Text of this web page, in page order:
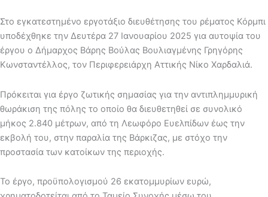
Στο εγκατεστημένο εργοτάξιο διευθέτησης του ρέματος Κόρμπι
υποδέχθηκε την Δευτέρα 27 Ιανουαρίου 2025 για αυτοψία του
έργου ο Δήμαρχος Βάρης Βούλας Βουλιαγμένης Γρηγόρης
Κωνσταντέλλος, τον Περιφερειάρχη Αττικής Νίκο Χαρδαλιά.
Πρόκειται για έργο ζωτικής σημασίας για την αντιπλημμυρική
θωράκιση της πόλης το οποίο θα διευθετηθεί σε συνολικό
μήκος 2.840 μέτρων, από τη Λεωφόρο Ευελπίδων έως την
εκβολή του, στην παραλία της Βάρκιζας, με στόχο την
προστασία των κατοίκων της περιοχής.
Το έργο, προϋπολογισμού 26 εκατομμυρίων ευρώ,